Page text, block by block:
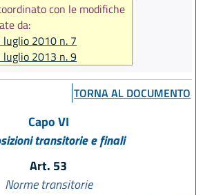
con le modifiche
da:
luglio 2010 n. 7
luglio 2013 n. 9
luglio 2014 n. 20
luglio 2015, n. 13
ottobre 2015, n. 17
marzo 2018, n. 2
luglio 2019, n. 13
TORNA AL DOCUMENTO
Capo VI
transitorie e finali
Art. 53
Norme transitorie